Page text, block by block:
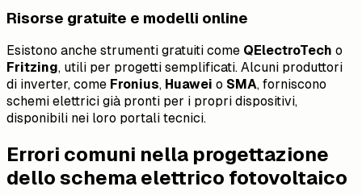
Risorse gratuite e modelli online
Esistono anche strumenti gratuiti come QElectroTech o
Fritzing, utili per progetti semplificati. Alcuni produttori
di inverter, come Fronius, Huawei o SMA, forniscono
schemi elettrici già pronti per i propri dispositivi,
disponibili nei loro portali tecnici.
Errori comuni nella progettazione
dello schema elettrico fotovoltaico